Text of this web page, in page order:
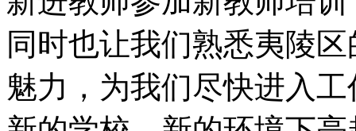
同时也让我们熟悉夷陵
魅力，为我们尽快进入